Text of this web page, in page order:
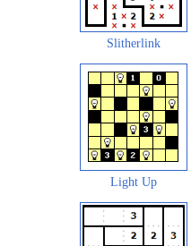
Slitherlink
Light Up